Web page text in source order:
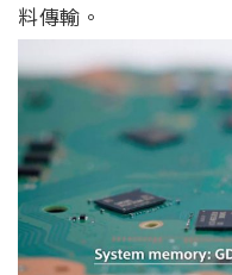
料傳輸。